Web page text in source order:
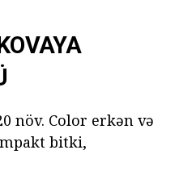
növ. Color erkən və
bitki,